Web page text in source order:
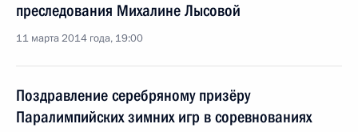
преследования Михалине Лысовой
11 марта 2014 года, 19:00
Поздравление серебряному призёру
Паралимпийских зимних игр в соревнованиях